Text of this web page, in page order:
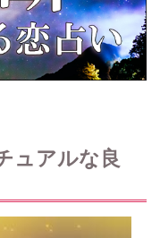
ュアルな良